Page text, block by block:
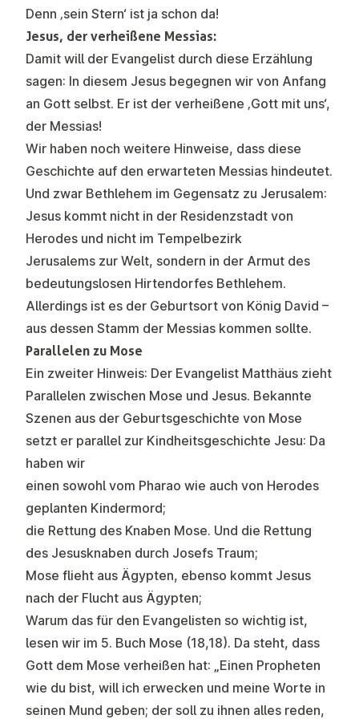
Denn ‚sein Stern‘ ist ja schon da!
Jesus, der verheißene Messias:
Damit will der Evangelist durch diese Erzählung
sagen: In diesem Jesus begegnen wir von Anfang
an Gott selbst. Er ist der verheißene ‚Gott mit uns‘,
der Messias!
Wir haben noch weitere Hinweise, dass diese
Geschichte auf den erwarteten Messias hindeutet.
Und zwar Bethlehem im Gegensatz zu Jerusalem:
Jesus kommt nicht in der Residenzstadt von
Herodes und nicht im Tempelbezirk
Jerusalems zur Welt, sondern in der Armut des
bedeutungslosen Hirtendorfes Bethlehem.
Allerdings ist es der Geburtsort von König David –
aus dessen Stamm der Messias kommen sollte.
Parallelen zu Mose
Ein zweiter Hinweis: Der Evangelist Matthäus zieht
Parallelen zwischen Mose und Jesus. Bekannte
Szenen aus der Geburtsgeschichte von Mose
setzt er parallel zur Kindheitsgeschichte Jesu: Da
haben wir
einen sowohl vom Pharao wie auch von Herodes
geplanten Kindermord;
die Rettung des Knaben Mose. Und die Rettung
des Jesusknaben durch Josefs Traum;
Mose flieht aus Ägypten, ebenso kommt Jesus
nach der Flucht aus Ägypten;
Warum das für den Evangelisten so wichtig ist,
lesen wir im 5. Buch Mose (18,18). Da steht, dass
Gott dem Mose verheißen hat: „Einen Propheten
wie du bist, will ich erwecken und meine Worte in
seinen Mund geben; der soll zu ihnen alles reden,